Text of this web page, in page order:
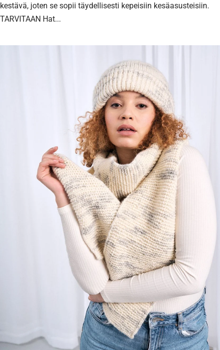
kestävä, joten se sopii täydellisesti kepeisiin kesäasusteisiin.
TARVITAAN Hat...